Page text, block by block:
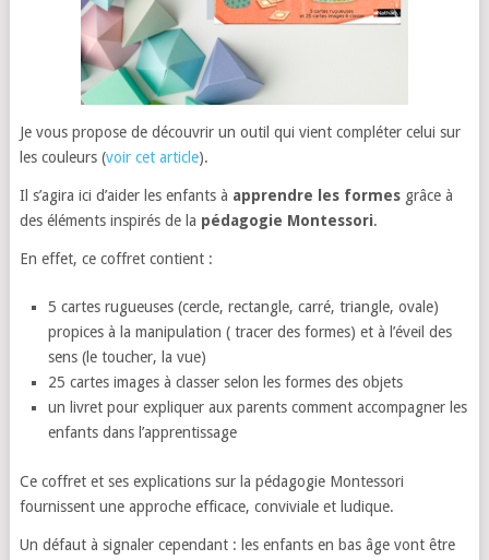
Je vous propose de découvrir un outil qui vient compléter celui sur
les couleurs (voir cet article).
Il s’agira ici d’aider les enfants à apprendre les formesgrâce à
des éléments inspirés de la pédagogie Montessori.
En effet, ce coffret contient :
5 cartes rugueuses (cercle, rectangle, carré, triangle, ovale)
propices à la manipulation ( tracer des formes) et à l’éveil des
sens (le toucher, la vue)
25 cartes images à classer selon les formes des objets
un livret pour expliquer aux parents comment accompagner les
enfants dans l’apprentissage
Ce coffret et ses explications sur la pédagogie Montessori
fournissent une approche efficace, conviviale et ludique.
Un défaut à signaler cependant : les enfants en bas âge vont être